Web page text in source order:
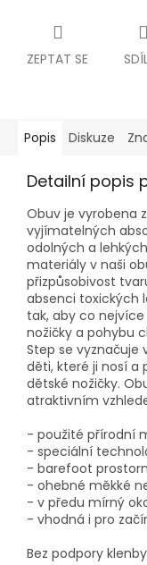
ZEPTAT SE
Popis Diskuze
Detailní popis
Obuv je vyrobena
vyjímatelných
odolných a
materiály v naši
přizpůsobivost
absenci toxických
tak, aby co
nožičky a pohybu
Step se
děti, které ji nosí a
dětské nožičky.
atraktivním
- použité přírodní
- speciální
- barefoot
- ohebné měkké
- v předu mírný
- vhodná i pro
Bez podpory